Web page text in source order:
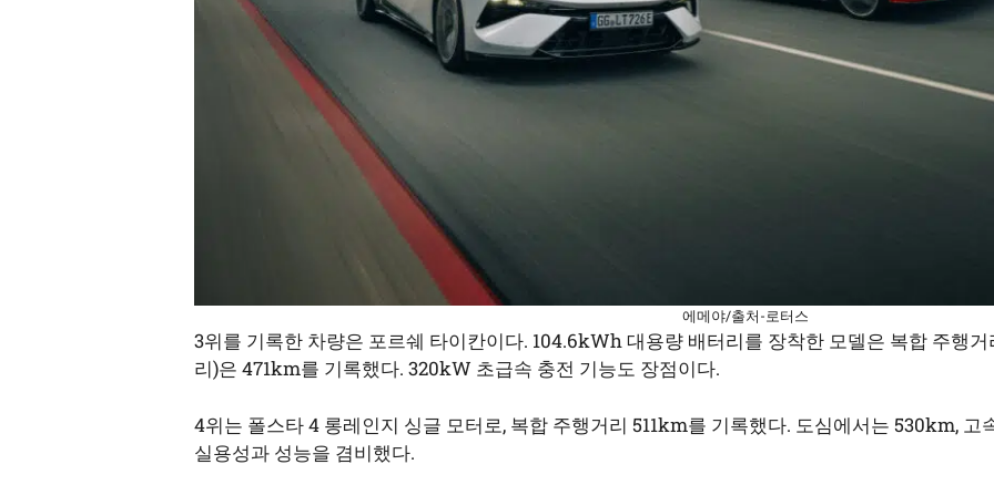
에메야/출처-로터스
3위를 기록한 차량은 포르쉐 타이칸이다. 104.6kWh 대용량 배터리를 장착한 모델은 복합 주행
리)은 471km를 기록했다. 320kW 초급속 충전 기능도 장점이다.
4위는 폴스타 4 롱레인지 싱글 모터로, 복합 주행거리 511km를 기록했다. 도심에서는 530km,
실용성과 성능을 겸비했다.